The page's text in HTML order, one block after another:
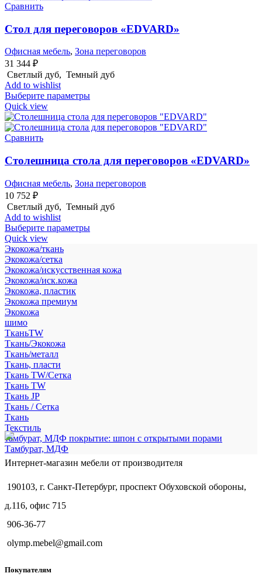
Сравнить
Стол для переговоров «EDVARD»
Офисная мебель, Зона переговоров
31 344 ₽
Светлый дуб, Темный дуб
Add to wishlist
Выберите параметры
Quick view
Сравнить
Столешница стола для переговоров «EDVARD»
Офисная мебель, Зона переговоров
10 752 ₽
Светлый дуб, Темный дуб
Add to wishlist
Выберите параметры
Quick view
Экокожа/ткань
Экокожа/сетка
Экокожа/искусственная кожа
Экокожа/иск.кожа
Экокожа, пластик
Экокожа премиум
Экокожа
шимо
ТканьTW
Ткань/Экокожа
Ткань/металл
Ткань, пласти
Ткань TW/Сетка
Ткань TW
Ткань JP
Ткань / Сетка
Ткань
Текстиль
тамбурат, МДФ покрытие: шпон с открытыми порами
Тамбурат, МДФ
Интернет-магазин мебели от производителя
190103, г. Санкт-Петербург, проспект Обуховской обороны,
д.116, офис 715
906-36-77
olymp.mebel@gmail.com
Покупателям